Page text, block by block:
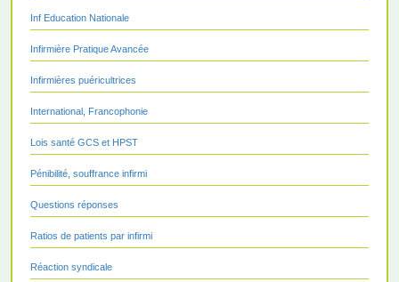
Inf Education Nationale
Infirmière Pratique Avancée
Infirmières puéricultrices
International, Francophonie
Lois santé GCS et HPST
Pénibilité, souffrance infirmi
Questions réponses
Ratios de patients par infirmi
Réaction syndicale